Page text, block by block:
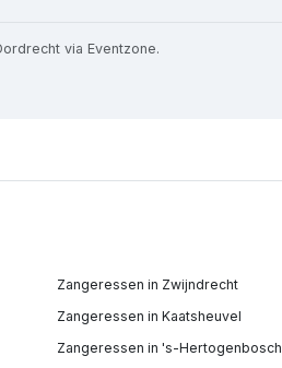
via Eventzone.
Zangeressen in Zwijndrecht
Zangeressen in Kaatsheuvel
Zangeressen in 's-Hertogenbosch